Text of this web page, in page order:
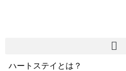
ハートステイとは？